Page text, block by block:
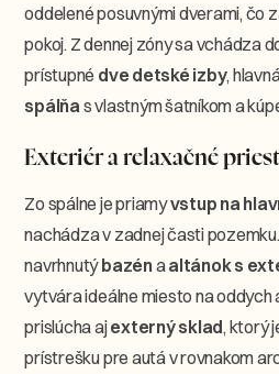
oddelené posuvnými dverami, čo
pokoj. Z dennej zóny sa vchádza
prístupné dve detské izby,
spálňa s vlastným šatníkom a
Exteriér a relaxačné
Zo spálne je priamyvstup na
nachádza v zadnej časti
navrhnutýbazén aaltánok s
vytvára ideálne miesto na oddych
prislúcha ajexterný sklad, ktorý
prístrešku pre autá v rovnakom